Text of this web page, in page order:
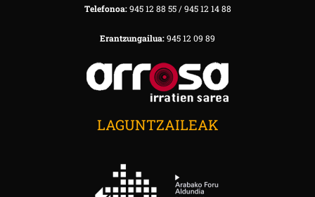
Telefonoa:945 12 88 55 / 945 12 14 88
Erantzungailua:945 12 09 89
LAGUNTZAILEAK